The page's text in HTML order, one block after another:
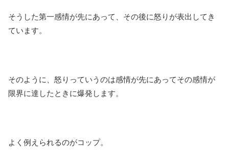
そうした第一感情が先にあって、その後に怒りが表出してき
ています。
そのように、怒りっていうのは感情が先にあってその感情が
限界に達したときに爆発します。
よく例えられるのがコップ。